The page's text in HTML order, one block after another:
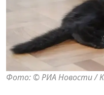
Фото: © РИА Новости /